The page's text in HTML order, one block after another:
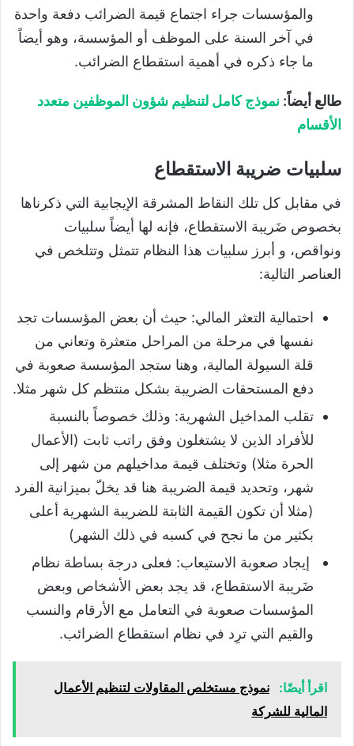
والمؤسسات جراء اجتماع قيمة الضرائب دفعة واحدة
في آخر السنة على الموظف أو المؤسسة، وهو أيضاً
ما جاء ذكره في أهمية استقطاع الضرائب.
طالع أيضاً: نموذج كامل لتنظيم شؤون الموظفين متعدد
الأقسام
سلبيات ضريبة الاستقطاع
في مقابل كل تلك النقاط المشرقة الإيجابية التي ذكرناها
بخصوص ضَريبة الاستقطاع، فإنه لها أيضاً سلبيات
ونواقص، و أبرز سلبيات هذا النظام تتمثل وتتلخص في
العناصر التالية:
احتمالية التعثر المالي: حيث أن بعض المؤسسات تجد
نفسها في مرحلة من المراحل متعثرة وتعاني من
قلة السيولة المالية، وهنا ستجد المؤسسة صعوبة في
دفع المستحقات الضريبة بشكل منتظم كل شهر مثلا.
تقلب المداخيل الشهرية: وذلك خصوصاً بالنسبة
للأفراد الذين لا يشتغلون وفق راتب ثابت (الأعمال
الحرة مثلا) وتختلف قيمة مداخيلهم من شهر إلى
شهر، وتحديد قيمة الضريبة هنا قد يخلّ بميزانية الفرد
(مثلا أن تكون القيمة الثابتة للضريبة الشهرية أعلى
بكثير من ما نجح في كسبه في ذلك الشهر)
إيجاد صعوبة الاستيعاب: فعلى درجة بساطة نظام
ضَريبة الاستقطاع، قد يجد بعض الأشخاص وبعض
المؤسسات صعوبة في التعامل مع الأرقام والنسب
والقيم التي ترِد في نظام استقطاع الضرائب.
اقرأ أيضًا:
نموذج مستخلص المقاولات لتنظيم الأعمال
المالية للشركة